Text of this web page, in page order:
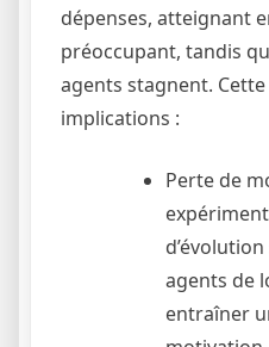
dépenses, atteignant
préoccupant, tandis
agents stagnent.
implications :
Perte de
agents de
entraîner